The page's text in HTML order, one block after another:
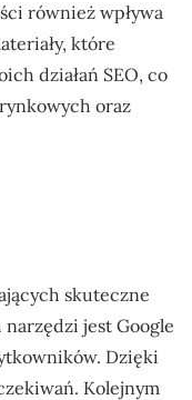
również wpływa
które
działań SEO, co
oraz
skuteczne
jest Google
Dzięki
Kolejnym